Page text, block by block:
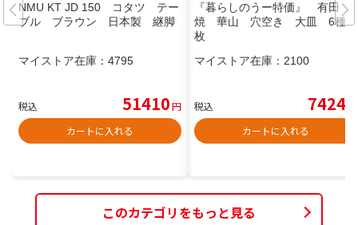
NMU KT JD 150 コタツ テー
ブル ブラウン 日本製 継脚
マイストア在庫： 4795
税込 51410円
カートに入れる
『暮らしのうー特価』 有田
焼 華山 穴空き 大皿 6種6
枚
マイストア在庫： 2100
税込 7424
カートに入れる
このカテゴリをもっと見る